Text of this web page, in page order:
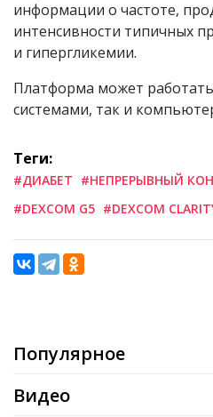
информации о частоте,
интенсивности типичных
и гипергликемии.
Платформа может работать
системами, так и
Теги:
#ДИАБЕТ #НЕПРЕРЫВНЫЙ
#DEXCOM G5 #DEXCOM
Популярное
Видео